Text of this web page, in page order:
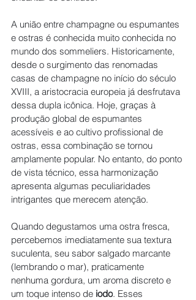
A união entre champagne ou espumantes
e ostras é conhecida muito conhecida no
mundo dos sommeliers. Historicamente,
desde o surgimento das renomadas
casas de champagne no início do século
XVIII, a aristocracia europeia já desfrutava
dessa dupla icônica. Hoje, graças à
produção global de espumantes
acessíveis e ao cultivo profissional de
ostras, essa combinação se tornou
amplamente popular. No entanto, do ponto
de vista técnico, essa harmonização
apresenta algumas peculiaridades
intrigantes que merecem atenção.
Quando degustamos uma ostra fresca,
percebemos imediatamente sua textura
suculenta, seu sabor salgado marcante
(lembrando o mar), praticamente
nenhuma gordura, um aroma discreto e
um toque intenso de iodo. Esses